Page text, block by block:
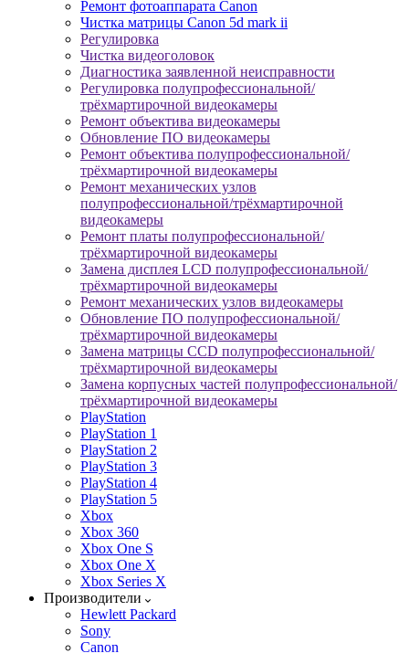
Ремонт фотоаппарата Canon
Чистка матрицы Canon 5d mark ii
Регулировка
Чистка видеоголовок
Диагностика заявленной неисправности
Регулировка полупрофессиональной/
трёхмартирочной видеокамеры
Ремонт объектива видеокамеры
Обновление ПО видеокамеры
Ремонт объектива полупрофессиональной/
трёхмартирочной видеокамеры
Ремонт механических узлов
полупрофессиональной/трёхмартирочной
видеокамеры
Ремонт платы полупрофессиональной/
трёхмартирочной видеокамеры
Замена дисплея LCD полупрофессиональной/
трёхмартирочной видеокамеры
Ремонт механических узлов видеокамеры
Обновление ПО полупрофессиональной/
трёхмартирочной видеокамеры
Замена матрицы CCD полупрофессиональной/
трёхмартирочной видеокамеры
Замена корпусных частей полупрофессиональной/
трёхмартирочной видеокамеры
PlayStation
PlayStation 1
PlayStation 2
PlayStation 3
PlayStation 4
PlayStation 5
Xbox
Xbox 360
Xbox One S
Xbox One X
Xbox Series X
Производители
Hewlett Packard
Sony
Canon